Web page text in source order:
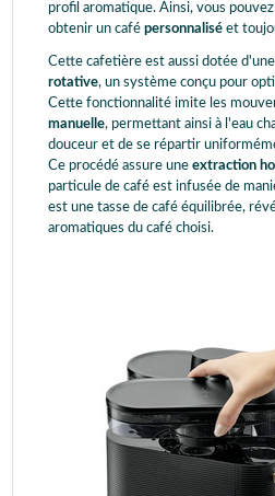
profil aromatique. Ainsi, vous
obtenir un café personnalisé et
Cette cafetière est aussi dotée d'une
rotative, un système conçu pour
Cette fonctionnalité imite les
manuelle, permettant ainsi à l'eau
douceur et de se répartir
Ce procédé assure une extraction
particule de café est infusée de
est une tasse de café équilibrée,
aromatiques du café choisi.